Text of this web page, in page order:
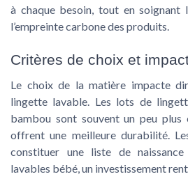
à chaque besoin, tout en soignant
l’empreinte carbone des produits.
Critères de choix et
Le choix de la matière impacte
lingette lavable. Les lots de
bambou sont souvent un peu plus
offrent une meilleure durabilité.
constituer une liste de
lavables bébé, un investissement